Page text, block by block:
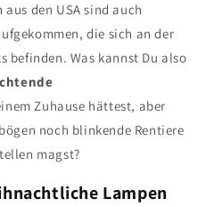
den USA sind auch
die sich an der
befinden. Was kannst Du also
Zuhause hättest, aber
noch blinkende Rentiere
magst?
Lampen